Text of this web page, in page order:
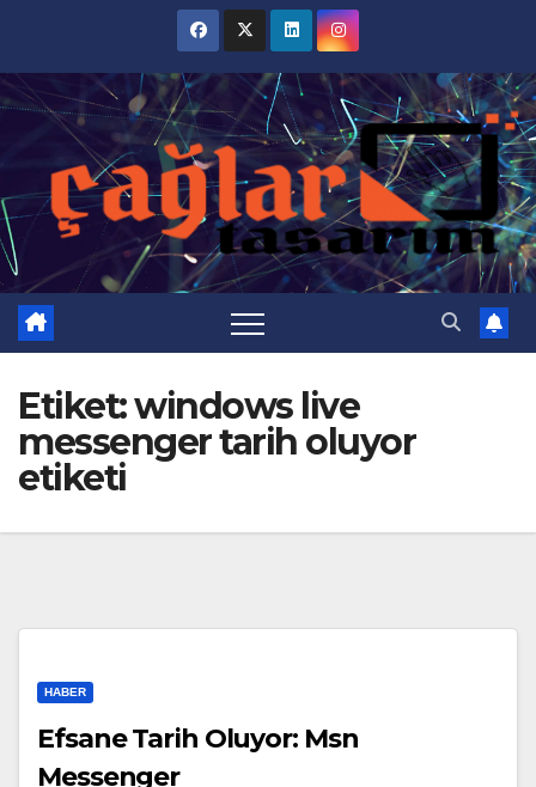
content
Etiket:windows live
messenger tarih oluyor
etiketi
HABER
Efsane Tarih Oluyor: Msn
Messenger